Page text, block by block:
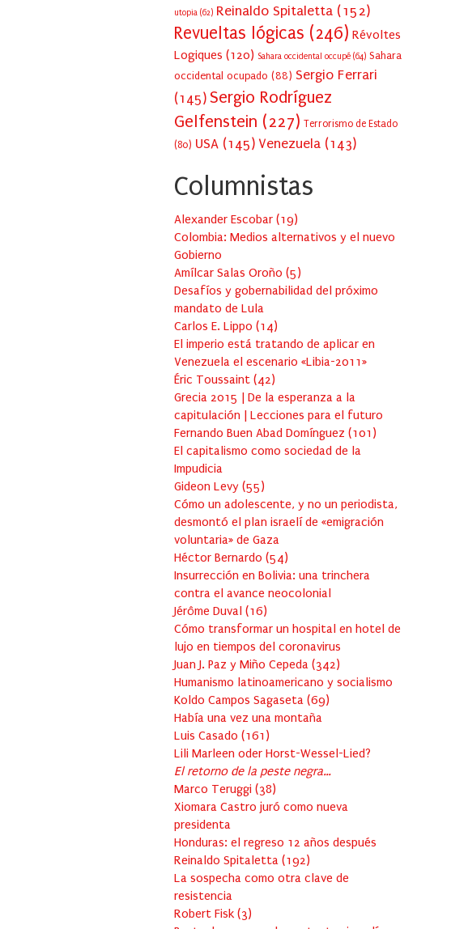
utopia (62) Reinaldo Spitaletta (152)
Revueltas lógicas (246) Révoltes
Logiques (120) Sahara occidental occupé (64) Sahara
occidental ocupado (88) Sergio Ferrari
(145) Sergio Rodríguez
Gelfenstein (227) Terrorismo de Estado
(80) USA (145) Venezuela (143)
Columnistas
Alexander Escobar (19)
Colombia: Medios alternativos y el nuevo
Gobierno
Amílcar Salas Oroño (5)
Desafíos y gobernabilidad del próximo
mandato de Lula
Carlos E. Lippo (14)
El imperio está tratando de aplicar en
Venezuela el escenario «Libia-2011»
Éric Toussaint (42)
Grecia 2015 | De la esperanza a la
capitulación | Lecciones para el futuro
Fernando Buen Abad Domínguez (101 )
El capitalismo como sociedad de la
Impudicia
Gideon Levy (55)
Cómo un adolescente, y no un periodista,
desmontó el plan israelí de «emigración
voluntaria» de Gaza
Héctor Bernardo (54)
Insurrección en Bolivia: una trinchera
contra el avance neocolonial
Jérôme Duval (16)
Cómo transformar un hospital en hotel de
lujo en tiempos del coronavirus
Juan J. Paz y Miño Cepeda (342)
Humanismo latinoamericano y socialismo
Koldo Campos Sagaseta (69)
Había una vez una montaña
Luis Casado (161 )
Lili Marleen oder Horst-Wessel-Lied?
El retorno de la peste negra…
Marco Teruggi (38)
Xiomara Castro juró como nueva
presidenta
Honduras: el regreso 12 años después
Reinaldo Spitaletta (192)
La sospecha como otra clave de
resistencia
Robert Fisk (3)